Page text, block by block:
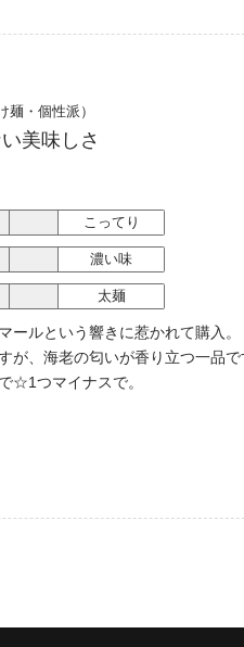
・個性派）
美味しさ
こってり
濃い味
太麺
ールという響きに惹かれて購入。
、海老の匂いが香り立つ一品で
☆1つマイナスで。